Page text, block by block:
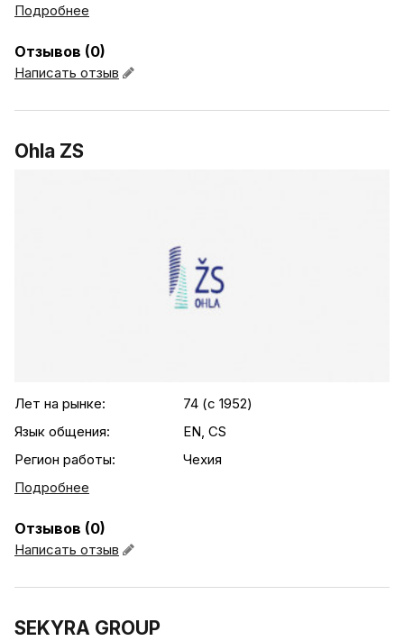
Подробнее
Отзывов (0)
Написать отзыв
Ohla ZS
.agency-list-details
Лет на рынке:
74 (c 1952)
Язык общения:
EN, CS
Регион работы:
Чехия
Подробнее
Отзывов (0)
Написать отзыв
SEKYRA GROUP